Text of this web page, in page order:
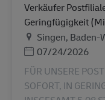
Verkäufer
Geringfügigkeit
Helyszín
Singen,
Posted Date
07/24/2026
FÜR UNSERE
SOFORT, IN